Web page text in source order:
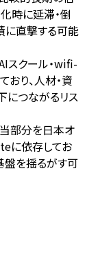
時に延滞・倒
に直撃する可能
スクール・wifi-
り、人材・資
につながるリス
部分を日本オ
に依存してお
盤を揺るがす可